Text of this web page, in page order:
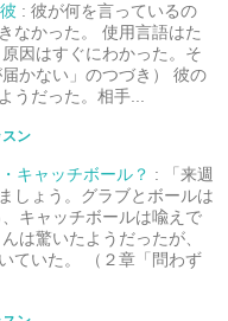
: 彼が何を言っているの
なかった。 使用言語はた
因はすぐにわかった。そ
かない」のつづき） 彼の
うだった。相手...
ン
キャッチボール？ :
「来週
しょう。グラブとボールは
キャッチボールは喩えで
は驚いたようだったが、
ていた。 （２章「問わず